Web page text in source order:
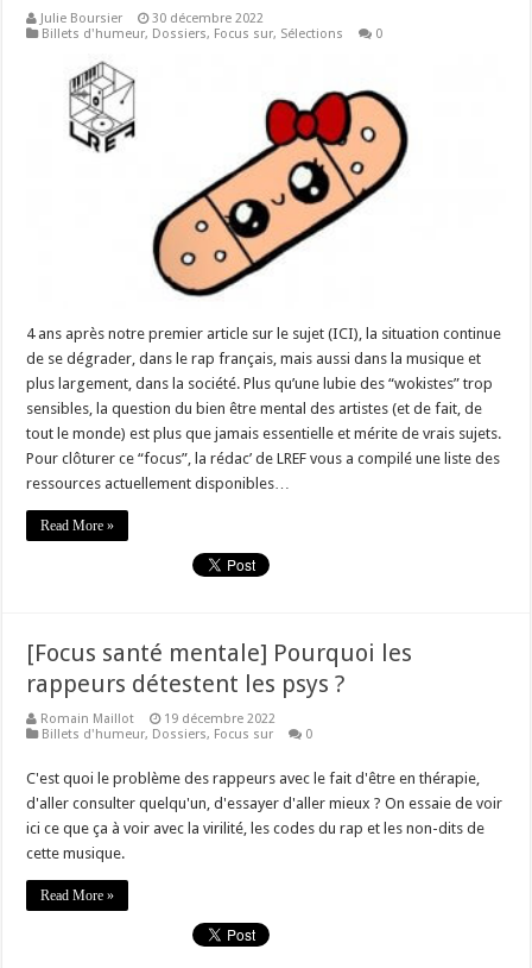
Julie Boursier
30 décembre 2022
Billets d'humeur, Dossiers, Focus sur, Sélections 0
4 ans après notre premier article sur le sujet (ICI), la situation continue
de se dégrader, dans le rap français, mais aussi dans la musique et
plus largement, dans la société. Plus qu’une lubie des “wokistes” trop
sensibles, la question du bien être mental des artistes (et de fait, de
tout le monde) est plus que jamais essentielle et mérite de vrais sujets.
Pour clôturer ce “focus”, la rédac’ de LREF vous a compilé une liste des
ressources actuellement disponibles…
Read More »
[Focus santé mentale] Pourquoi les
rappeurs détestent les psys ?
Romain Maillot
19 décembre 2022
Billets d'humeur, Dossiers, Focus sur 0
C'est quoi le problème des rappeurs avec le fait d'être en thérapie,
d'aller consulter quelqu'un, d'essayer d'aller mieux ? On essaie de voir
ici ce que ça à voir avec la virilité, les codes du rap et les non-dits de
cette musique.
Read More »